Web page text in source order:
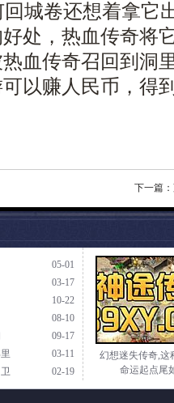
城卷还想着拿它
处，热血传奇将
血传奇召回到洞
以赚人民币，得
下一篇：
05-01
03-17
10-22
08-10
09-17
03-11
02-19
幻想迷失传奇,这
命运起点尾